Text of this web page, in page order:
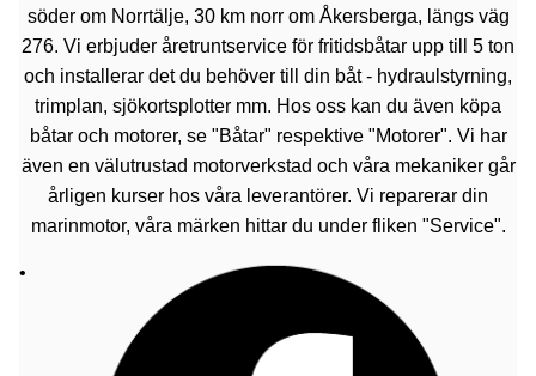
söder om Norrtälje, 30 km norr om Åkersberga, längs väg
276. Vi erbjuder åretruntservice för fritidsbåtar upp till 5 ton
och installerar det du behöver till din båt - hydraulstyrning,
trimplan, sjökortsplotter mm. Hos oss kan du även köpa
båtar och motorer, se "Båtar" respektive "Motorer". Vi har
även en välutrustad motorverkstad och våra mekaniker går
årligen kurser hos våra leverantörer. Vi reparerar din
marinmotor, våra märken hittar du under fliken "Service".